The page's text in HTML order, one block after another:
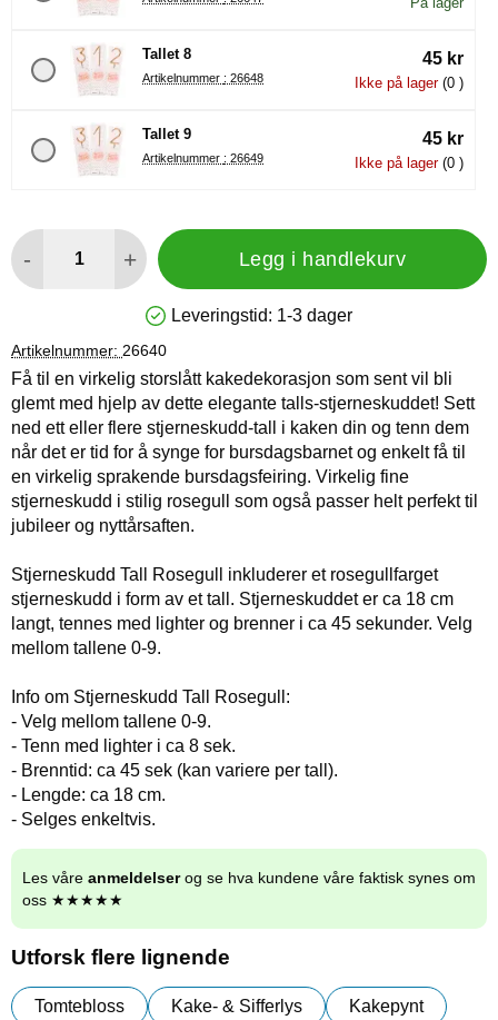
Tallet 8
Artikelnummer : 26648
45 kr
Ikke på lager(0 )
Tallet 9
Artikelnummer : 26649
45 kr
Ikke på lager(0 )
- + Legg i handlekurv
Produkttilgjengelighet: På lager
Leveringstid: 1-3 dager
Artikelnummer: 26640
Få til en virkelig storslått kakedekorasjon som sent vil bli
glemt med hjelp av dette elegante talls-stjerneskuddet! Sett
ned ett eller flere stjerneskudd-tall i kaken din og tenn dem
når det er tid for å synge for bursdagsbarnet og enkelt få til
en virkelig sprakende bursdagsfeiring. Virkelig fine
stjerneskudd i stilig rosegull som også passer helt perfekt til
jubileer og nyttårsaften.
Stjerneskudd Tall Rosegull inkluderer et rosegullfarget
stjerneskudd i form av et tall. Stjerneskuddet er ca 18 cm
langt, tennes med lighter og brenner i ca 45 sekunder. Velg
mellom tallene 0-9.
Info om Stjerneskudd Tall Rosegull:
- Velg mellom tallene 0-9.
- Tenn med lighter i ca 8 sek.
- Brenntid: ca 45 sek (kan variere per tall).
- Lengde: ca 18 cm.
- Selges enkeltvis.
Les våre anmeldelserog se hva kundene våre faktisk synes om
oss ★★★★★
Utforsk flere lignende
Tomtebloss Kake- & Sifferlys Kakepynt